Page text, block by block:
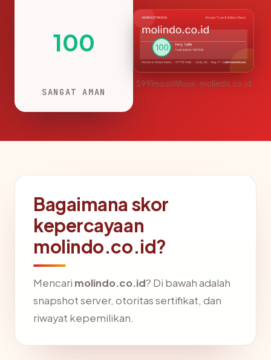
100
SANGAT AMAN
S991mostWhois · molindo.co.id
Bagaimana skor
kepercayaan
molindo.co.id?
Mencari molindo.co.id? Di bawah adalah
snapshot server, otoritas sertifikat, dan
riwayat kepemilikan.